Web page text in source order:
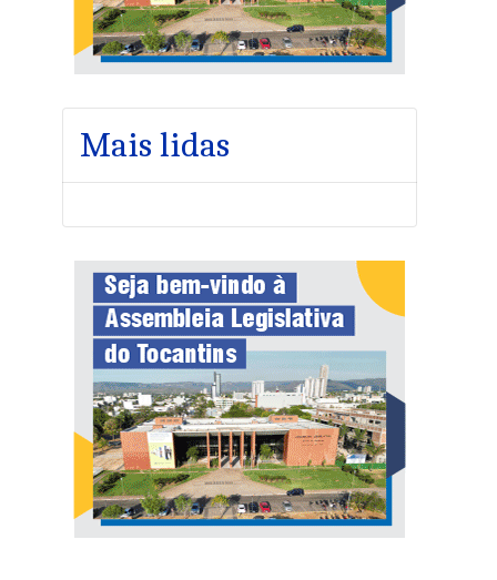
Mais lidas